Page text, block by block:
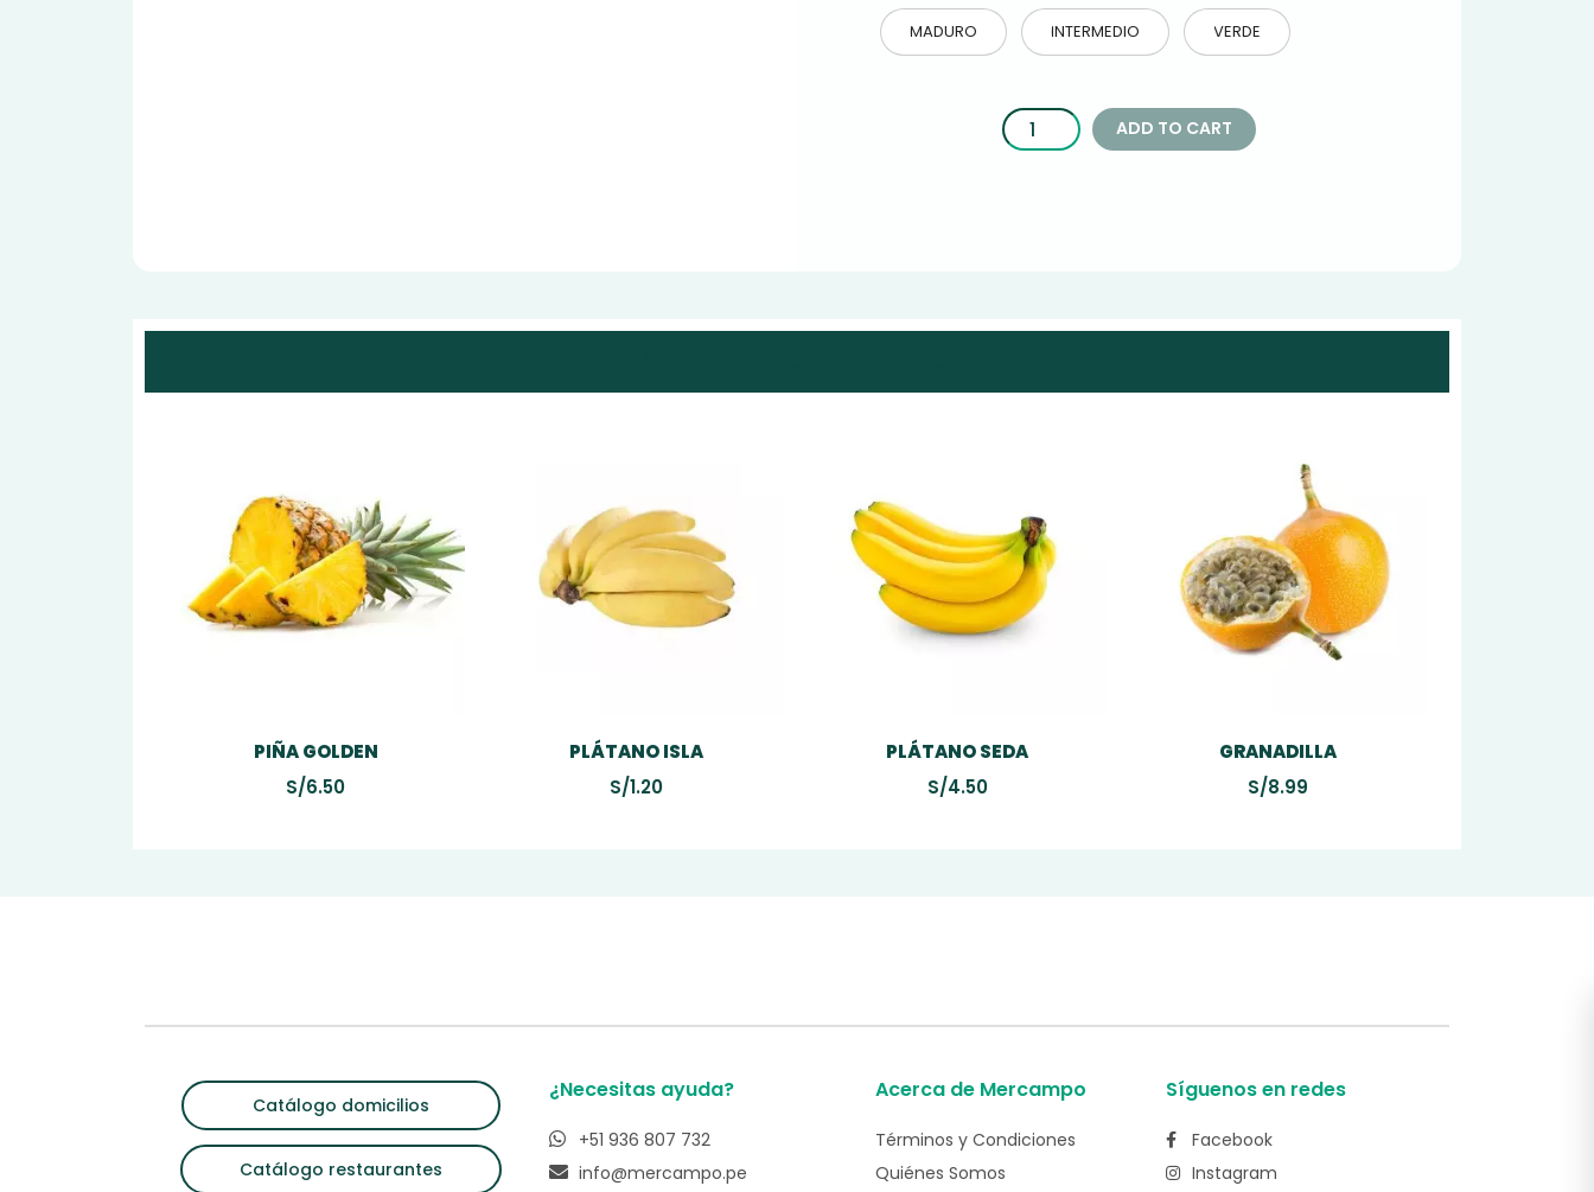
MADURO INTERMEDIO VERDE
ADD TO CART
PIÑA GOLDEN
S/6.50
PLÁTANO ISLA
S/1.20
PLÁTANO SEDA
S/4.50
GRANADILLA
S/8.99
Catálogo domicilios
Catálogo restaurantes
¿Necesitas ayuda?
+51 936 807 732
info@mercampo.pe
Acerca de Mercampo
Términos y Condiciones
Quiénes Somos
Síguenos en redes
Facebook
Instagram